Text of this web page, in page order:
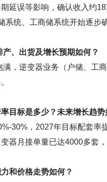
延误等影响，确认收入约
系统、工商储系统开始逐步
、出货及增长预期如何？
，逆变器业务（户储、工
目标是多少？未来增长趋势
30%，2027年目标配套
器月接单量已达4000多套
和价格走势如何？